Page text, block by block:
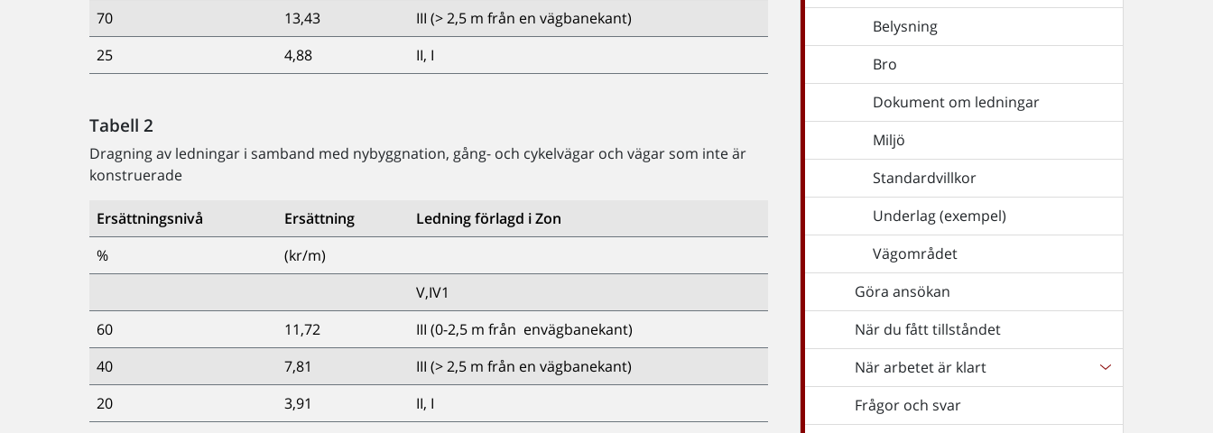
70
13,43
III (> 2,5 m från en vägbanekant)
25
4,88 II, I
Tabell 2
Dragning av ledningar i samband med nybyggnation, gång- och cykelvägar och vägar som inte är
konstruerade
Ersättningsnivå Ersättning
Ledning förlagd i Zon
%
(kr/m)
V,IV1
60
11,72
III (0-2,5 m från envägbanekant)
40
7,81
III (> 2,5 m från en vägbanekant)
20
3,91 II, I
Belysning
Bro
Dokument om ledningar
Miljö
Standardvillkor
Underlag (exempel)
Vägområdet
Göra ansökan
När du fått tillståndet
När arbetet är klart
Frågor och svar